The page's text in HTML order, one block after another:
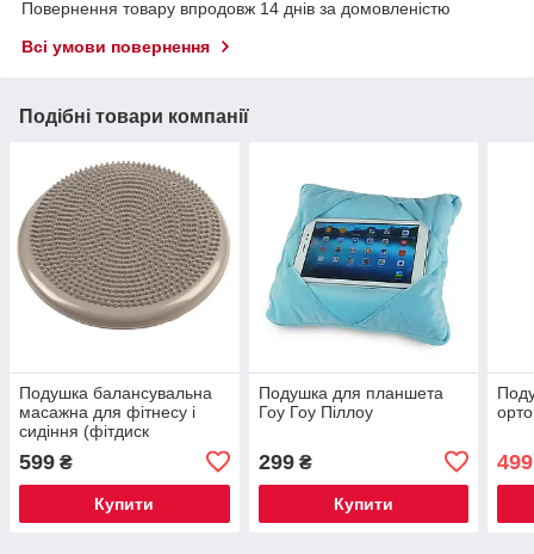
Повернення товару впродовж 14 днів за домовленістю
Всі умови повернення
Подібні товари компанії
Подушка балансувальна
масажна для фітнесу і
сидіння (фітдиск
599 ₴
Купити
Подушка для планшета
Гоу Гоу Піллоу
299₴
Купити
499